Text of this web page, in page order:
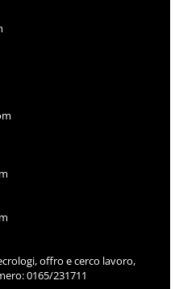
offro e cerco lavoro,
0165/231711